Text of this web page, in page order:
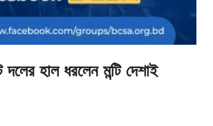
দলের হাল ধরলেন মন্টি দেশাই